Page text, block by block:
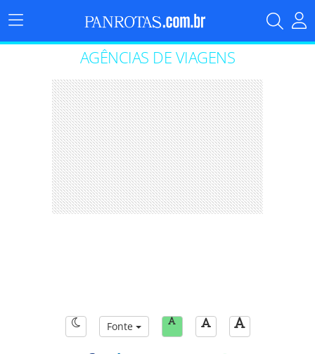
Menu
Principal
AGÊNCIAS DE VIAGENS
Fonte